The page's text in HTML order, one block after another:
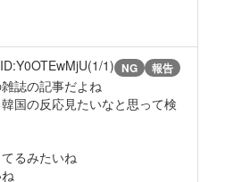
ID:Y0OTEwMjU(1/1) NG 報告
誌の記事だよね
国の反応見たいなと思って検
るみたいね